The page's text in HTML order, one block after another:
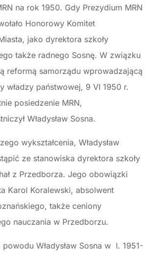
na rok 1950. Gdy Prezydium MRN
Honorowy Komitet
jako dyrektora szkoły
także radnego Sosnę. W związku
reformą samorządu wprowadzającą
władzy państwowej, 9 VI 1950 r.
posiedzenie MRN,
Władysław Sosna.
wykształcenia, Władysław
ze stanowiska dyrektora szkoły
z Przedborza. Jego obowiązki
Karol Koralewski, absolwent
także ceniony
nauczania w Przedborzu.
Władysław Sosna w l. 1951-